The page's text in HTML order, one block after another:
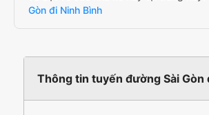
Gòn đi Ninh Bình
Thông tin tuyến đường Sài Gòn